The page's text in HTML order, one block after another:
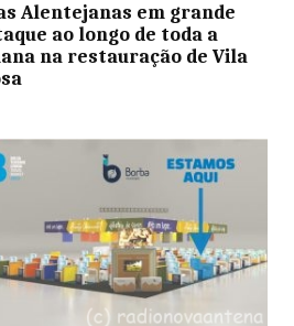
Alentejanas em grande
ao longo de toda a
na restauração de Vila